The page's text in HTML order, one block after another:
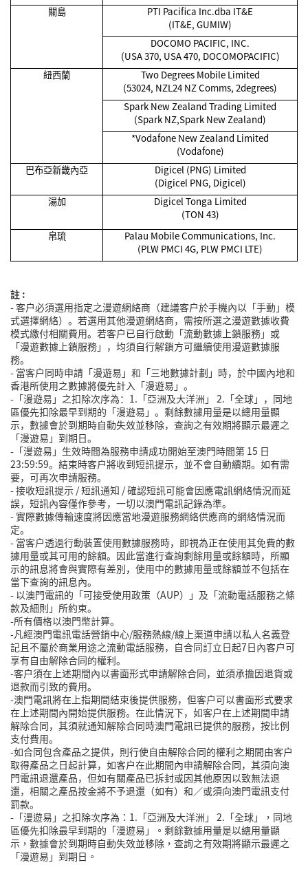
關島
PTI Pacifica Inc.dba IT&E
(IT&E, GUMIW)
DOCOMO PACIFIC, INC.
(USA 370, USA 470, DOCOMOPACIFIC)
紐西蘭
Two Degrees Mobile Limited
(53024, NZL24 NZ Comms, 2degrees)
Spark New Zealand Trading Limited
(Spark NZ,Spark New Zealand)
*Vodafone New Zealand Limited
(Vodafone)
巴布亞新畿內亞
Digicel (PNG) Limited
(Digicel PNG, Digicel)
湯加
Digicel Tonga Limited
(TON 43)
帛琉
Palau Mobile Communications, Inc.
(PLW PMCI 4G, PLW PMCI LTE)
註 :
-客戶必須選用指定之漫遊網絡商（建議客戶於手機內以「手動」模
式選擇網絡）。若選用其他漫遊網絡商，需按所選之漫遊數據收費
模式繳付相關費用。若客戶已自行啟動「流動數據上鎖服務」或
「漫遊數據上鎖服務」，均須自行解鎖方可繼續使用漫遊數據服
務。
- 當客戶同時申請「漫遊易」和「三地數據計劃」時，於中國內地和
香港所使用之數據將優先計入「漫遊易」。
-「漫遊易」之扣除次序為：1.「亞洲及大洋洲」 2.「全球」，同地
區優先扣除最早到期的「漫遊易」。剩餘數據用量是以總用量顯
示，數據會於到期時自動失效並移除，查詢之有效期將顯示最遲之
「漫遊易」到期日。
- 「漫遊易」生效時間為服務申請成功開始至澳門時間第 15 日
23:59:59。結束時客戶將收到短訊提示，並不會自動續期。如有需
要，可再次申請服務。
-接收短訊提示 /短訊通知 /確認短訊可能會因應電訊網絡情況而延
誤，短訊內容僅作參考，一切以澳門電訊記錄為準。
-實際數據傳輸速度將因應當地漫遊服務網絡供應商的網絡情況而
定。
- 當客戶透過行動裝置使用數據服務時，即視為正在使用其免費的數
據用量或其可用的餘額。因此當進行查詢剩餘用量或餘額時，所顯
示的訊息將會與實際有差別，使用中的數據用量或餘額並不包括在
當下查詢的訊息內。
- 以澳門電訊的「可接受使用政策（AUP）」及「流動電話服務之條
款及細則」所約束。
-所有價格以澳門幣計算。
-凡經澳門電訊電話營銷中心/服務熱線/線上渠道申請以私人名義登
記且不屬於商業用途之流動電話服務，自合同訂立日起7日內客戶可
享有自由解除合同的權利。
-客戶須在上述期間內以書面形式申請解除合同，並須承擔因退貨或
退款而引致的費用。
-澳門電訊將在上指期間結束後提供服務，但客戶可以書面形式要求
在上述期間內開始提供服務。在此情況下，如客戶在上述期間申請
解除合同，其須就通知解除合同時澳門電訊已提供的服務，按比例
支付費用。
-如合同包含產品之提供，則行使自由解除合同的權利之期間由客戶
取得產品之日起計算，如客戶在此期間內申請解除合同，其須向澳
門電訊退還產品，但如有關產品已拆封或因其他原因以致無法退
還，相關之產品按金將不予退還（如有）和／或須向澳門電訊支付
罰款。
-「漫遊易」之扣除次序為：1.「亞洲及大洋洲」 2.「全球」，同地
區優先扣除最早到期的「漫遊易」。剩餘數據用量是以總用量顯
示，數據會於到期時自動失效並移除，查詢之有效期將顯示最遲之
「漫遊易」到期日。